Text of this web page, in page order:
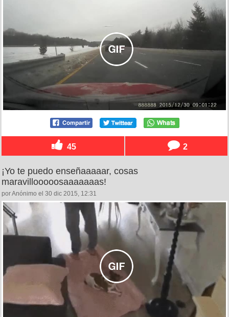
45 2
¡Yo te puedo enseñaaaaar, cosas
maravillooooosaaaaaaas!
por Anónimo el 30 dic 2015, 12:31